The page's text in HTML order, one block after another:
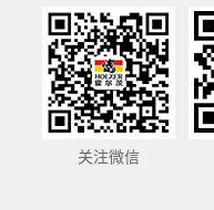
关注微信